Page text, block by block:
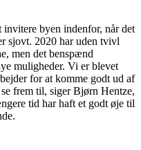
invitere byen indenfor, når det
sjovt. 2020 har uden tvivl
men det benspænd
muligheder. Vi er blevet
for at komme godt ud af
frem til, siger Bjørn Hentze,
tid har haft et godt øje til